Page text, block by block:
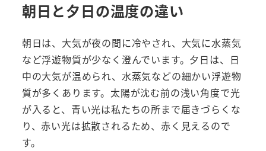
朝日と夕日の温度の違い
朝日は、大気が夜の間に冷やされ、大気に水蒸気
など浮遊物質が少なく澄んでいます。夕日は、日
中の大気が温められ、水蒸気などの細かい浮遊物
質が多くあります。太陽が沈む前の浅い角度で光
が入ると、青い光は私たちの所まで届きづらくな
り、赤い光は拡散されるため、赤く見えるので
す。